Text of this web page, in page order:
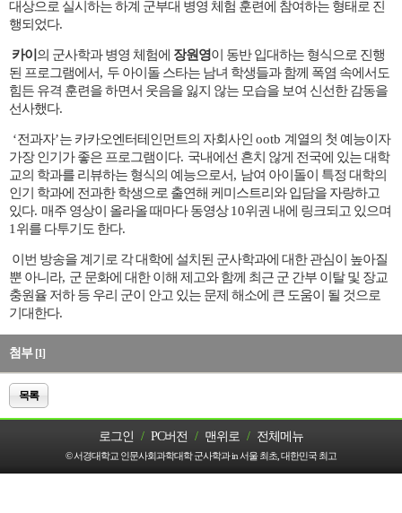
대상으로 실시하는 하계 군부대 병영 체험 훈련에 참여하는 형태로 진
행되었다.
카이 의 군사학과 병영 체험에 장원영이 동반 입대하는 형식으로 진행
된 프로그램에서, 두 아이돌 스타는 남녀 학생들과 함께 폭염 속에서도
힘든 유격 훈련을 하면서 웃음을 잃지 않는 모습을 보여 신선한 감동을
선사했다.
‘전과자’는 카카오엔터테인먼트의 자회사인 ootb 계열의 첫 예능이자
가장 인기가 좋은 프로그램이다. 국내에선 흔치 않게 전국에 있는 대학
교의 학과를 리뷰하는 형식의 예능으로서, 남여 아이돌이 특정 대학의
인기 학과에 전과한 학생으로 출연해 케미스트리와 입담을 자랑하고
있다. 매주 영상이 올라올 때마다 동영상10위권 내에 링크되고 있으며
1 위를 다투기도 한다.
이번 방송을 계기로 각 대학에 설치된 군사학과에 대한 관심이 높아질
뿐 아니라, 군 문화에 대한 이해 제고와 함께 최근 군 간부 이탈 및 장교
충원율 저하 등 우리 군이 안고 있는 문제 해소에 큰 도움이 될 것으로
기대한다.
첨부 [1]
목록
로그인 / PC버전 / 맨위로 / 전체메뉴
© 서경대학교 인문사회과학대학 군사학과 in 서울 최초, 대한민국 최고